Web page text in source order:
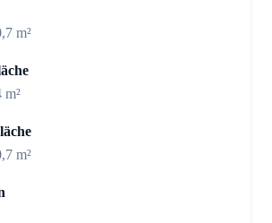
m²
m²
m²